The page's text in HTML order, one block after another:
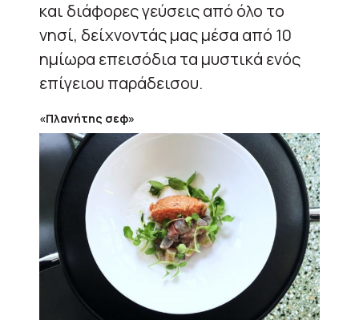
και διάφορες γεύσεις από όλο το
νησί, δείχνοντάς μας μέσα από 10
ημίωρα επεισόδια τα μυστικά ενός
επίγειου παράδεισου.
«Πλανήτης σεφ»